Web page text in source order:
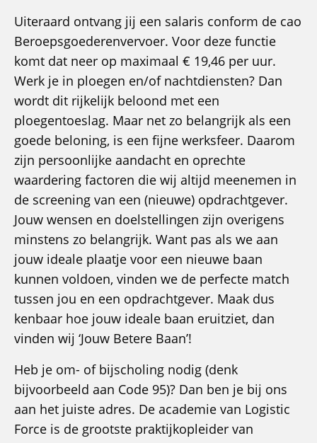
Uiteraard ontvang jij een salaris conform de cao
Beroepsgoederenvervoer. Voor deze functie
komt dat neer op maximaal € 19,46 per uur.
Werk je in ploegen en/of nachtdiensten? Dan
wordt dit rijkelijk beloond met een
ploegentoeslag. Maar net zo belangrijk als een
goede beloning, is een fijne werksfeer. Daarom
zijn persoonlijke aandacht en oprechte
waardering factoren die wij altijd meenemen in
de screening van een (nieuwe) opdrachtgever.
Jouw wensen en doelstellingen zijn overigens
minstens zo belangrijk. Want pas als we aan
jouw ideale plaatje voor een nieuwe baan
kunnen voldoen, vinden we de perfecte match
tussen jou en een opdrachtgever. Maak dus
kenbaar hoe jouw ideale baan eruitziet, dan
vinden wij ‘Jouw Betere Baan’!
Heb je om- of bijscholing nodig (denk
bijvoorbeeld aan Code 95)? Dan ben je bij ons
aan het juiste adres. De academie van Logistic
Force is de grootste praktijkopleider van